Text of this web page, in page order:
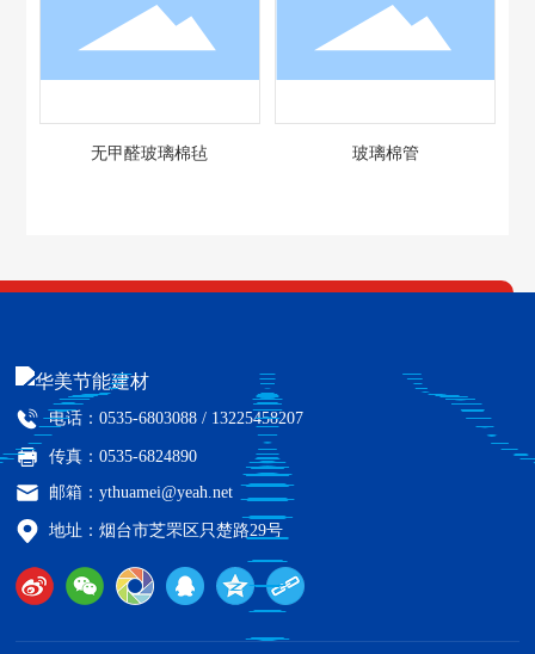
无甲醛玻璃棉毡 玻璃棉管
电话：0535-6803088 / 13225458207
传真：0535-6824890
邮箱：ythuamei@yeah.net
地址：烟台市芝罘区只楚路29号